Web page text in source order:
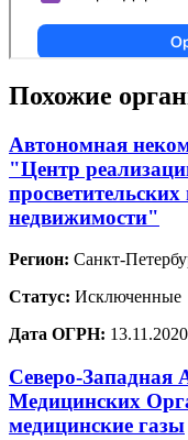
Похожие
Автономная
"Центр
недвижимости"
Регион: Санкт-
Статус: Исключенные
Дата ОГРН: 13.11.2020
Северо-Западная
Медицинских
медицинские газы